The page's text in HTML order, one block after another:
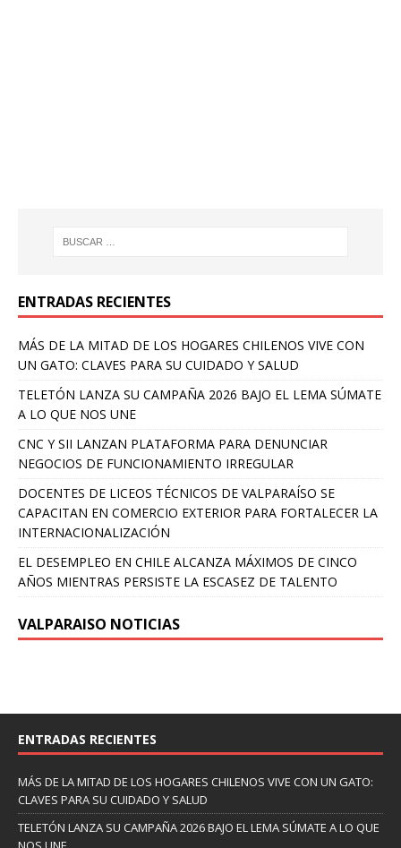
ENTRADAS RECIENTES
MÁS DE LA MITAD DE LOS HOGARES CHILENOS VIVE CON
UN GATO: CLAVES PARA SU CUIDADO Y SALUD
TELETÓN LANZA SU CAMPAÑA 2026 BAJO EL LEMA SÚMATE
A LO QUE NOS UNE
CNC Y SII LANZAN PLATAFORMA PARA DENUNCIAR
NEGOCIOS DE FUNCIONAMIENTO IRREGULAR
DOCENTES DE LICEOS TÉCNICOS DE VALPARAÍSO SE
CAPACITAN EN COMERCIO EXTERIOR PARA FORTALECER LA
INTERNACIONALIZACIÓN
EL DESEMPLEO EN CHILE ALCANZA MÁXIMOS DE CINCO
AÑOS MIENTRAS PERSISTE LA ESCASEZ DE TALENTO
VALPARAISO NOTICIAS
ENTRADAS RECIENTES
MÁS DE LA MITAD DE LOS HOGARES CHILENOS VIVE CON UN GATO:
CLAVES PARA SU CUIDADO Y SALUD
TELETÓN LANZA SU CAMPAÑA 2026 BAJO EL LEMA SÚMATE A LO QUE